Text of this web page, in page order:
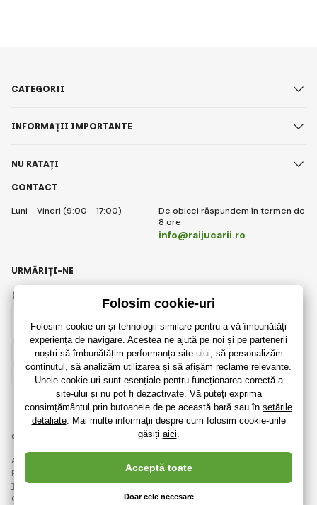
CONTACT
Luni - Vineri (9:00 - 17:00)
De obicei răspundem în termen de
8 ore
info@raijucarii.ro
CATEGORII
INFORMAȚII IMPORTANTE
NU RATAȚI
Romanian
URMĂRIȚI-NE
Instagram
© 2018 - 2026 RaiJucării.ro, Toate drepturile rezervate
Această pagină este protejată prin reCAPTCHA și se aplică
Regulile de protecție a datelor personalecompaniile Google și ale lor
Termeni și condiții.
Crearea de magazine online eficiente de laRIESENIA